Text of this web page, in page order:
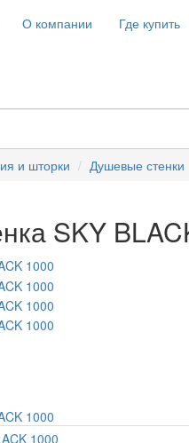
О компании Где купить
и шторки Душевые стенки
SKY